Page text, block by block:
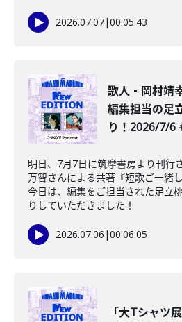
2026.07.07|00:05:43
歌人・岡村靖
編集担当の足
り！2026/7/6
明日、7月7日に筑摩書房より刊行
万智さんによる共著『短歌ご一緒
今日は、編集をご担当された足立
りしていただきました！
2026.07.06 |00:06:05
「大Tシャツ